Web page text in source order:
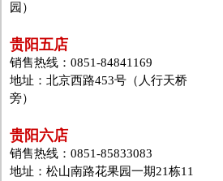
园）
贵阳五店
销售热线：0851-84841169
地址：北京西路453号（人行天桥
旁）
贵阳六店
销售热线：0851-85833083
地址：松山南路花果园一期21栋11